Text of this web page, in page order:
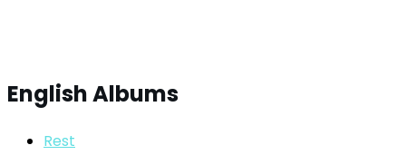
English Albums
Rest